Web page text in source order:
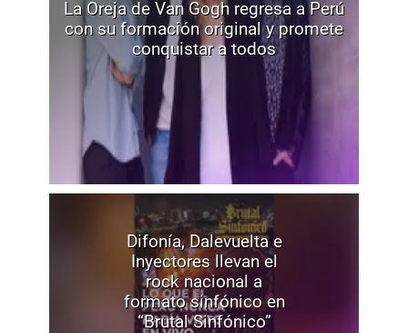
La Oreja de Van Gogh regresa a Perú
con su formación original y promete
conquistar a todos
Difonía, Dalevuelta e
Inyectores llevan el
rock nacional a
formato sinfónico en
“Brutal Sinfónico”